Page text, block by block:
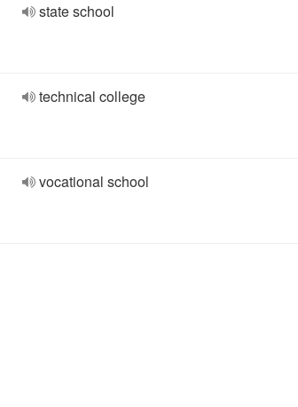
state school
technical college
vocational school